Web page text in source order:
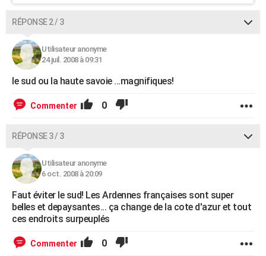
RÉPONSE 2 / 3
Utilisateur anonyme
24 juil. 2008 à 09:31
le sud ou la haute savoie ...magnifiques!
Commenter 0
RÉPONSE 3 / 3
Utilisateur anonyme
6 oct. 2008 à 20:09
Faut éviter le sud! Les Ardennes françaises sont super
belles et depaysantes... ça change de la cote d'azur et tout
ces endroits surpeuplés
Commenter 0